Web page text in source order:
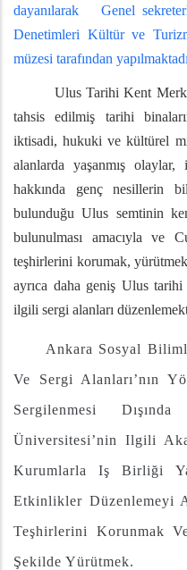
dayanılarak Genel
Denetimleri Kültür ve
müzesi tarafından
Ulus Tarihi Kent
tahsis edilmiş tarihi
iktisadi, hukuki ve kültürel
alanlarda yaşanmış
hakkında genç nesillerin
bulunduğu Ulus semtinin
bulunulması amacıyla ve
teşhirlerini korumak,
ayrıca daha geniş Ulus
ilgili sergi alanları
Ankara Sosyal
Ve Sergi Alanları’nın
Sergilenmesi
Üniversitesi’nin Ilgili
Kurumlarla Iş Birliği
Etkinlikler Düzenlemeyi
Teşhirlerini Korunmak
Şekilde Yürütmek.